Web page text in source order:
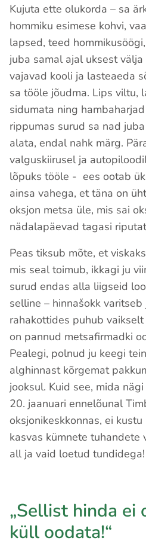
Kujuta ette olukorda – sa
hommiku esimese kohvi,
lapsed, teed
juba samal ajal uksest
vajavad kooli ja lasteaeda
sa tööle jõudma. Lips viltu,
sidumata ning
rippumas surud sa nad
alata, endal nahk märg.
valguskiirusel ja
lõpuks tööle - ees ootab
ainsa vahega, et täna on
oksjon metsa üle, mis sai
nädalapäevad tagasi
Peas tiksub mõte, et
mis seal toimub, ikkagi ju
surud endas alla liigseid
selline – hinnašokk
rahakottides puhub
on pannud metsafirmadki
Pealegi, polnud ju keegi
alghinnast kõrgemat
jooksul. Kuid see, mida
20. jaanuari ennelõunal
oksjonikeskkonnas, ei
kasvas kümnete tuhandete
all ja vaid loetud tundidega!
„Sellist hinda ei
küll oodata!“